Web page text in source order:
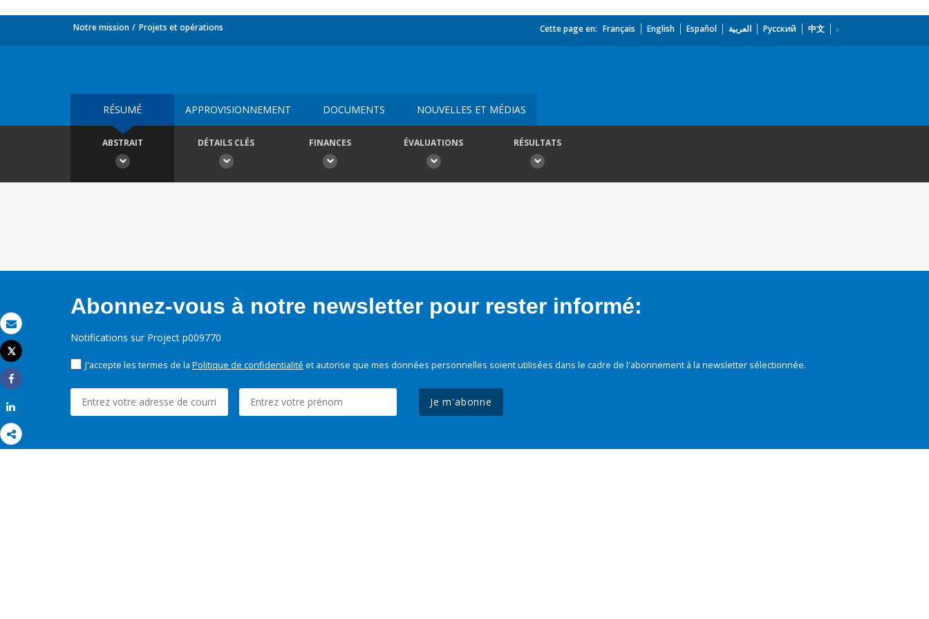
Email
Imprimer
Tweet
Share
Notre mission Projets et opérations Cette page en: Français English Español العربية Русский 中文
RÉSUMÉ APPROVISIONNEMENT DOCUMENTS NOUVELLES ET MÉDIAS
ABSTRAIT DÉTAILS CLÉS FINANCES ÉVALUATIONS RÉSULTATS
Abonnez-vous à notre newsletter pour rester informé:
Notifications sur Project p009770
J'accepte les termes de la Politique de confidentialité et autorise que mes données personnelles soient utilisées dans le cadre de l'abonnement à la newsletter sélectionnée.
Je m'abonne